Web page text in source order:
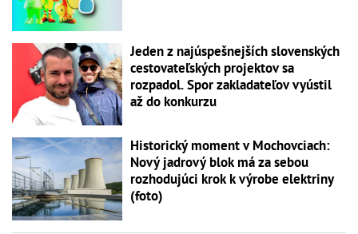
Jeden z najúspešnejších slovenských
cestovateľských projektov sa
rozpadol. Spor zakladateľov vyústil
až do konkurzu
Historický moment v Mochovciach:
Nový jadrový blok má za sebou
rozhodujúci krok k výrobe elektriny
(foto)